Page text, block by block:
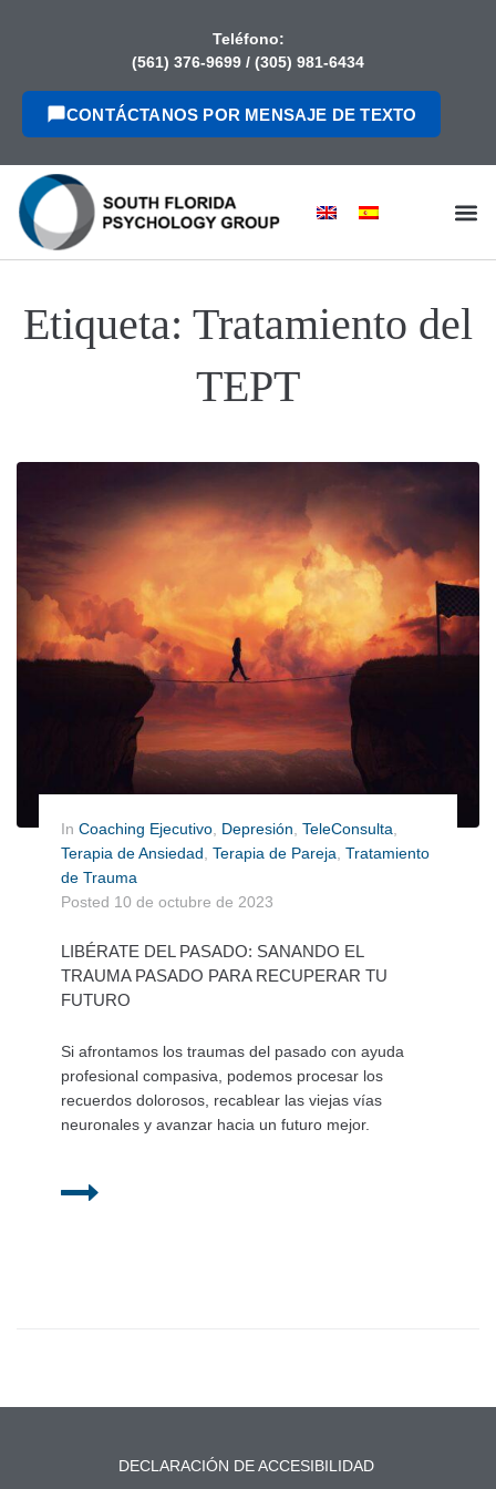
Teléfono:
(561) 376-9699 / (305) 981-6434
CONTÁCTANOS POR MENSAJE DE TEXTO
Etiqueta: Tratamiento del
TEPT
In Coaching Ejecutivo Depresión TeleConsulta
Terapia de Ansiedad Terapia de Pareja Tratamiento
de Trauma
Posted 10 de octubre de 2023
LIBÉRATE DEL PASADO: SANANDO EL
TRAUMA PASADO PARA RECUPERAR TU
FUTURO
Si afrontamos los traumas del pasado con ayuda
profesional compasiva, podemos procesar los
recuerdos dolorosos, recablear las viejas vías
neuronales y avanzar hacia un futuro mejor.
DECLARACIÓN DE ACCESIBILIDAD